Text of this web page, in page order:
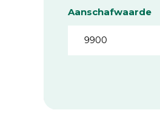
Aanschafwaarde